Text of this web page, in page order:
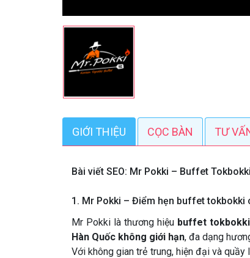
GIỚI THIỆU CỌC BÀN TƯ
Bài viết SEO: Mr Pokki – Buffet
1. Mr Pokki – Điểm hẹn buffet tokbokki
Mr Pokki là thương hiệu buffet tokbokki
Hàn Quốc không giới hạn, đa dạng
Với không gian trẻ trung, hiện đại và